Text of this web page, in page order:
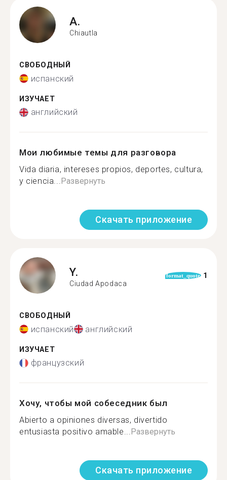
A.
Chiautla
СВОБОДНЫЙ
испанский
ИЗУЧАЕТ
английский
Мои любимые темы для разговора
Vida diaria, intereses propios, deportes, cultura,
y ciencia...Развернуть
Скачать приложение
Y.
Ciudad Apodaca
format_quote 1
СВОБОДНЫЙ
испанский английский
ИЗУЧАЕТ
французский
Хочу, чтобы мой собеседник был
Abierto a opiniones diversas, divertido
entusiasta positivo amable...Развернуть
Скачать приложение